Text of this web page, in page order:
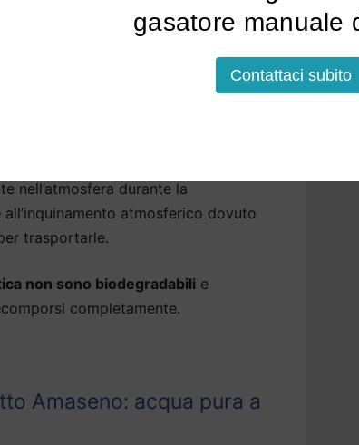
gusto dell’acqua del rubinetto di
nell’atmosfera durante la
atmosferico dovuto
trasportarle.
non sono biodegradabili e
completamente.
Amaseno: acqua pura a
gasatore manuale
Contattaci subito